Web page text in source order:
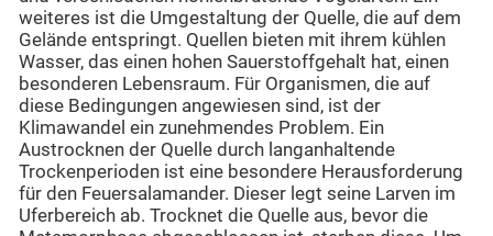
weiteres ist die Umgestaltung der Quelle, die auf dem
Gelände entspringt. Quellen bieten mit ihrem kühlen
Wasser, das einen hohen Sauerstoffgehalt hat, einen
besonderen Lebensraum. Für Organismen, die auf
diese Bedingungen angewiesen sind, ist der
Klimawandel ein zunehmendes Problem. Ein
Austrocknen der Quelle durch langanhaltende
Trockenperioden ist eine besondere Herausforderung
für den Feuersalamander. Dieser legt seine Larven im
Uferbereich ab. Trocknet die Quelle aus, bevor die